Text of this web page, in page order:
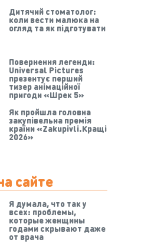
Дитячий стоматолог:
коли вести малюка на
огляд та як підготувати
Повернення легенди:
Universal Pictures
презентує перший
тизер анімаційної
пригоди «Шрек 5»
Як пройшла головна
закупівельна премія
країни «Zakupivli.Кращі
2026»
сайте
Я думала, что так у
всех: проблемы,
которые женщины
годами скрывают даже
от врача